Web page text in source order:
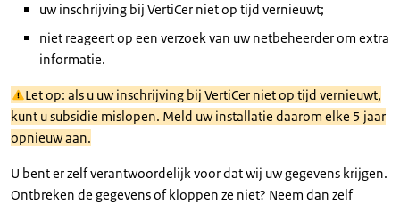
uw inschrijving bij VertiCer niet op tijd vernieuwt;
niet reageert op een verzoek van uw netbeheerder om extra
informatie.
Let op: als u uw inschrijving bij VertiCer niet op tijd vernieuwt,
kunt u subsidie mislopen. Meld uw installatie daarom elke 5 jaar
opnieuw aan.
U bent er zelf verantwoordelijk voor dat wij uw gegevens krijgen.
Ontbreken de gegevens of kloppen ze niet? Neem dan zelf